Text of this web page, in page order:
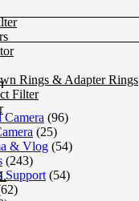
Rings & Adapter Rings
Filter
(96)
(25)
& Vlog (54)
(243)
Support (54)